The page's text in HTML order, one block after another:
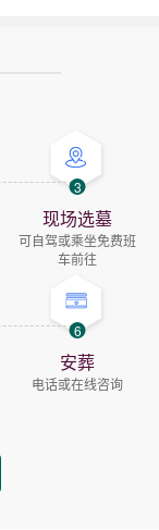
3
现场选墓
可自驾或乘坐免费班
车前往
6
安葬
电话或在线咨询